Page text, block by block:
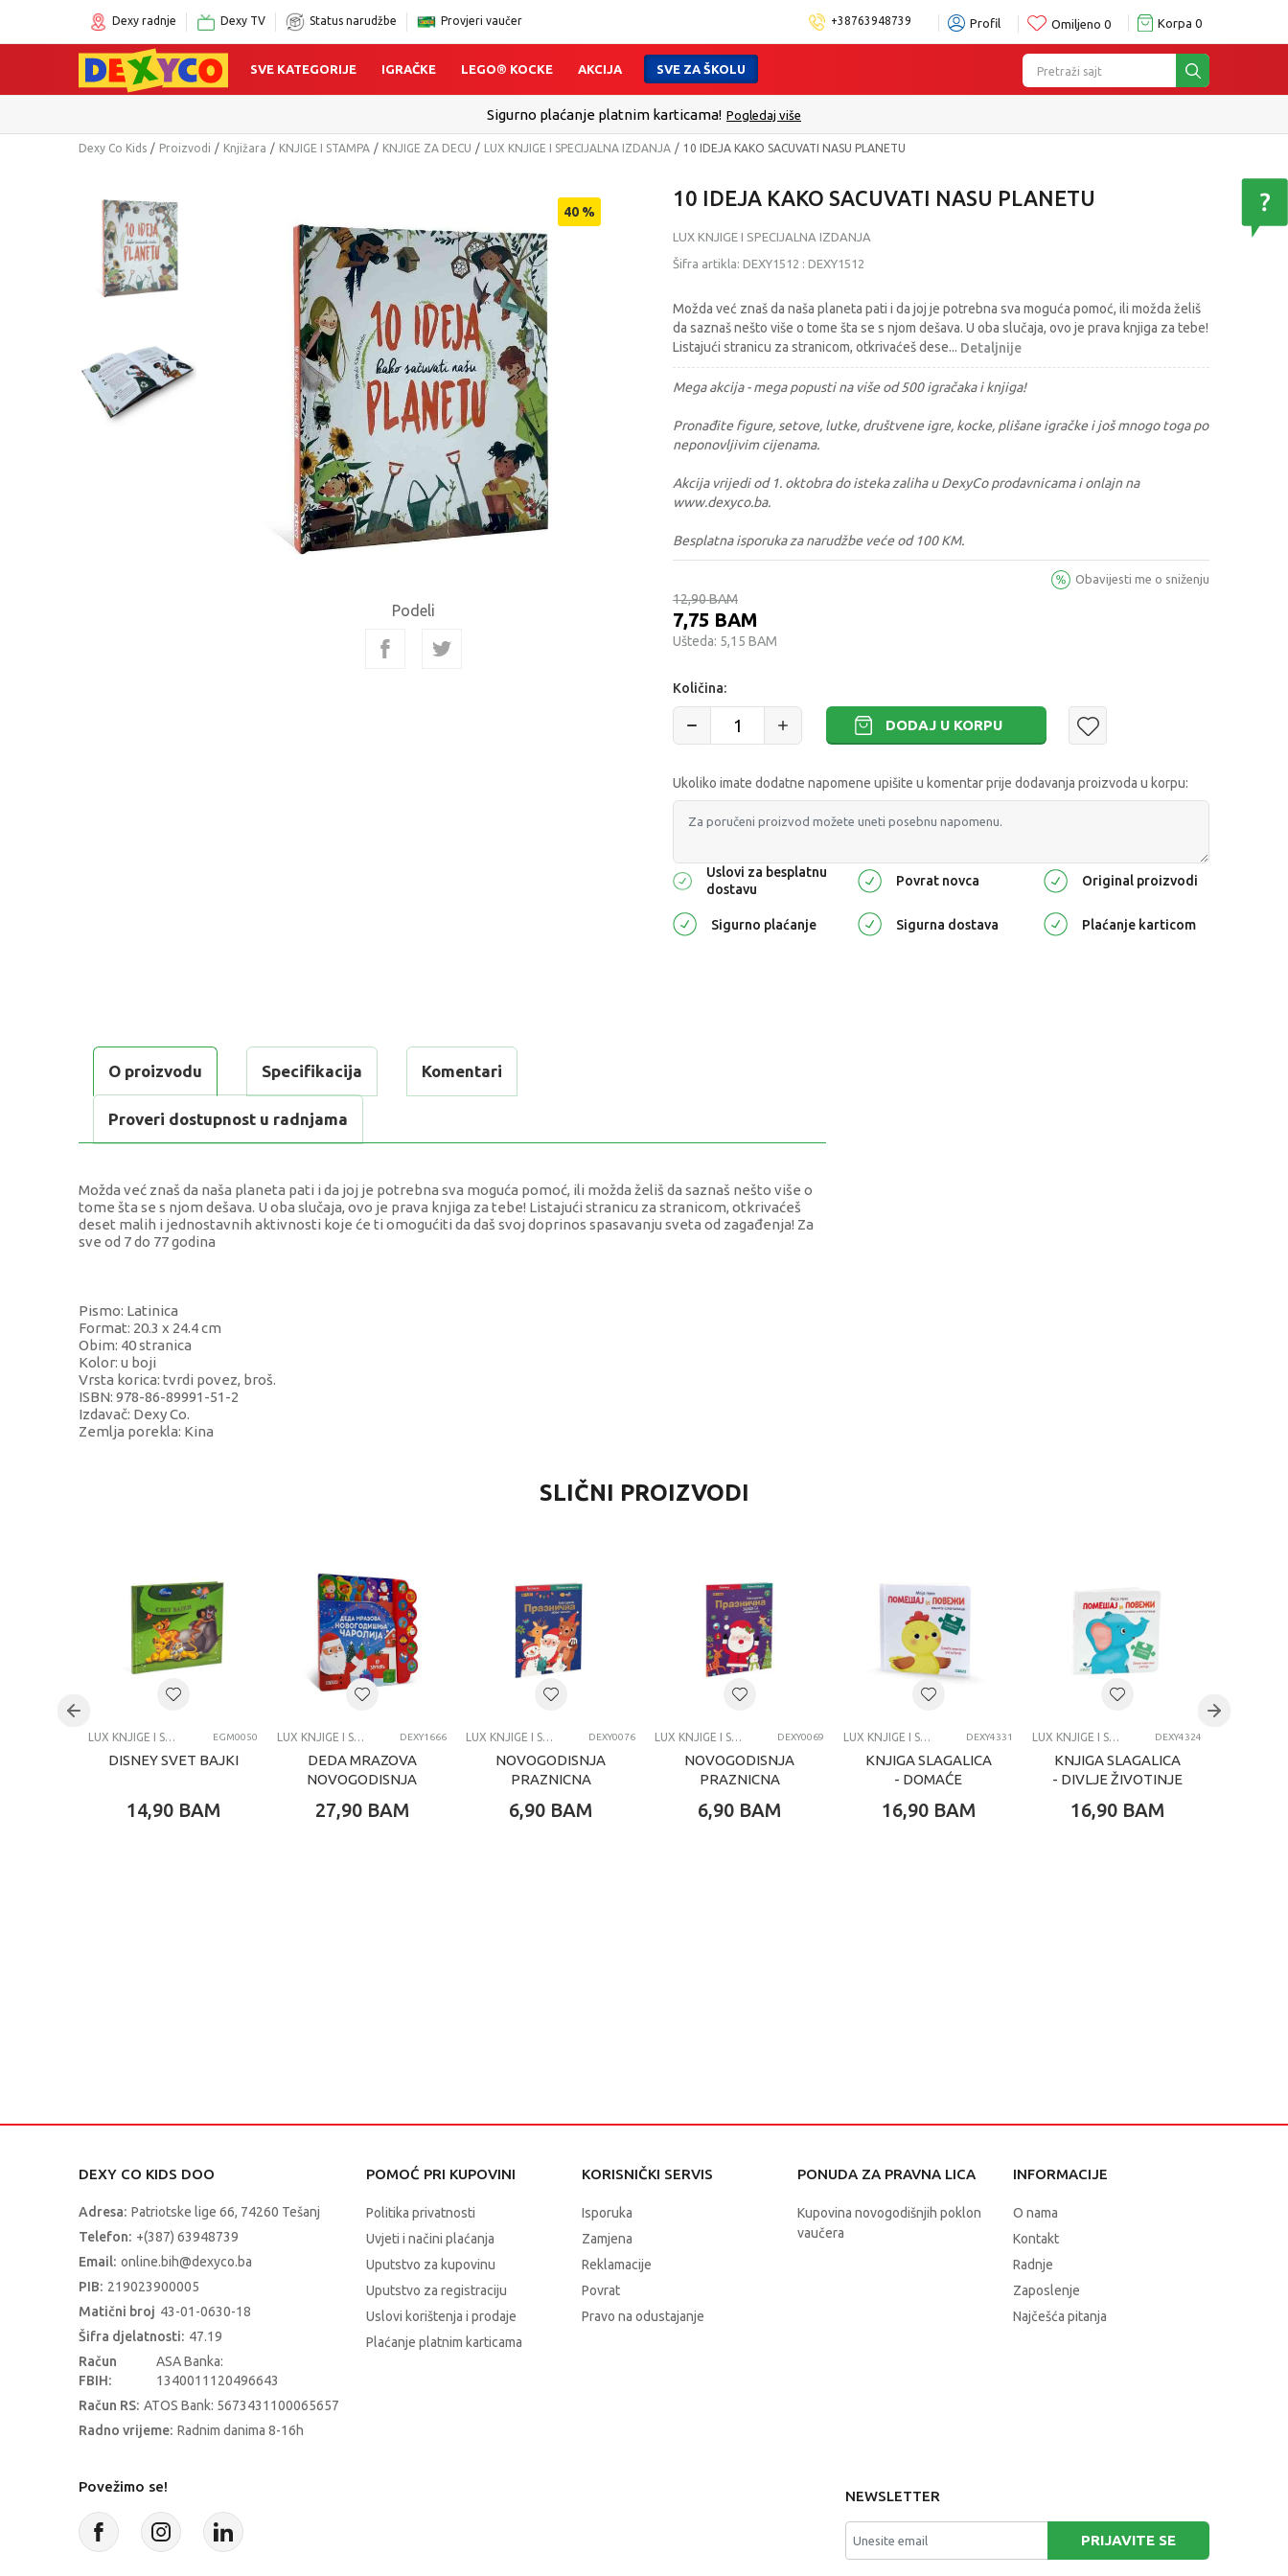
Dexy radnje Dexy TV Status narudžbe Provjeri vaučer +38763948739 Profil Omiljeno 0 Korpa 0
Pretraži sajt
SVE KATEGORIJE IGRAČKE LEGO® KOCKE AKCIJA SVE ZA ŠKOLU
Sigurno plaćanje platnim karticama! Pogledaj više
Dexy Co Kids Proizvodi Knjižara KNJIGE I STAMPA KNJIGE ZA DECU LUX KNJIGE I SPECIJALNA IZDANJA 10 IDEJA KAKO SACUVATI NASU PLANETU
40 %
Podeli
10 IDEJA KAKO SACUVATI NASU PLANETU
LUX KNJIGE I SPECIJALNA IZDANJA
Šifra artikla: DEXY1512 : DEXY1512
Možda već znaš da naša planeta pati i da joj je potrebna sva moguća pomoć, ili možda želiš
da saznaš nešto više o tome šta se s njom dešava. U oba slučaja, ovo je prava knjiga za tebe!
Listajući stranicu za stranicom, otkrivaćeš dese... Detaljnije
Mega akcija - mega popusti na više od 500 igračaka i knjiga!
Pronađite figure, setove, lutke, društvene igre, kocke, plišane igračke i još mnogo toga po
neponovljivim cijenama.
Akcija vrijedi od 1. oktobra do isteka zaliha u DexyCo prodavnicama i onlajn na
www.dexyco.ba.
Besplatna isporuka za narudžbe veće od 100 KM.
12,90BAM
7,75 BAM
Ušteda: 5,15 BAM
Obavijesti me o sniženju
Količina:
DODAJ U KORPU
Ukoliko imate dodatne napomene upišite u komentar prije dodavanja proizvoda u korpu:
Uslovi za besplatnu
dostavu
Povrat novca Original proizvodi
Sigurno plaćanje Sigurna dostava Plaćanje karticom
O proizvodu Specifikacija Komentari
Proveri dostupnost u radnjama
Možda već znaš da naša planeta pati i da joj je potrebna sva moguća pomoć, ili možda želiš da saznaš nešto više o
tome šta se s njom dešava. U oba slučaja, ovo je prava knjiga za tebe! Listajući stranicu za stranicom, otkrivaćeš
deset malih i jednostavnih aktivnosti koje će ti omogućiti da daš svoj doprinos spasavanju sveta od zagađenja! Za
sve od 7 do 77 godina
Pismo: Latinica
Format: 20.3 x 24.4 cm
Obim: 40 stranica
Kolor: u boji
Vrsta korica: tvrdi povez, broš.
ISBN: 978-86-89991-51-2
Izdavač: Dexy Co.
Zemlja porekla: Kina
LUX KNJIGE I SPECIJALNA IZDANJA
Pol Univerzalno
Uzrast 7-8 G
DEXY CO IZDAVAŠTVO
SLIČNI PROIZVODI
LUX KNJIGE I SPECIJALNA IZDANJA EGM0050
DISNEY SVET BAJKI
14,90 BAM
LUX KNJIGE I SPECIJALNA IZDANJA DEXY1666
DEDA MRAZOVA
NOVOGODISNJA
27,90 BAM
LUX KNJIGE I SPECIJALNA IZDANJA DEXY0076
NOVOGODISNJA
PRAZNICNA
MASKAMA
6,90 BAM
LUX KNJIGE I SPECIJALNA IZDANJA DEXY0069
NOVOGODISNJA
PRAZNICNA
NALJEPNICAMA
6,90 BAM
LUX KNJIGE I SPECIJALNA IZDANJA DEXY4331
KNJIGA SLAGALICA
- DOMAĆE
BROJE
16,90 BAM
LUX KNJIGE I SPECIJALNA IZDANJA DEXY4324
KNJIGA SLAGALICA
- DIVLJE ŽIVOTINJE
16,90 BAM
DEXY CO KIDS DOO
Adresa: Patriotske lige 66, 74260 Tešanj
Telefon: +(387) 63948739
Email: online.bih@dexyco.ba
PIB: 219023900005
Matični broj 43-01-0630-18
Šifra djelatnosti: 47.19
Račun
FBIH:
ASA Banka:
1340011120496643
Račun RS: ATOS Bank: 5673431100065657
Radno vrijeme: Radnim danima 8-16h
POMOĆ PRI KUPOVINI
Politika privatnosti
Uvjeti i načini plaćanja
Uputstvo za kupovinu
Uputstvo za registraciju
Uslovi korištenja i prodaje
Plaćanje platnim karticama
KORISNIČKI SERVIS
Isporuka
Zamjena
Reklamacije
Povrat
Pravo na odustajanje
PONUDA ZA PRAVNA LICA
Kupovina novogodišnjih poklon
vaučera
INFORMACIJE
O nama
Kontakt
Radnje
Zaposlenje
Najčešća pitanja
Povežimo se!
NEWSLETTER
PRIJAVITE SE